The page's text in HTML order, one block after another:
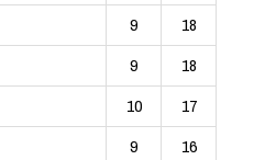
9
18
9
18
10
17
9
16